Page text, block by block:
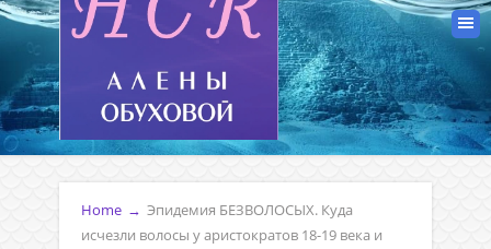
Home → Эпидемия БЕЗВОЛОСЫХ. Куда
исчезли волосы у аристократов 18-19 века и